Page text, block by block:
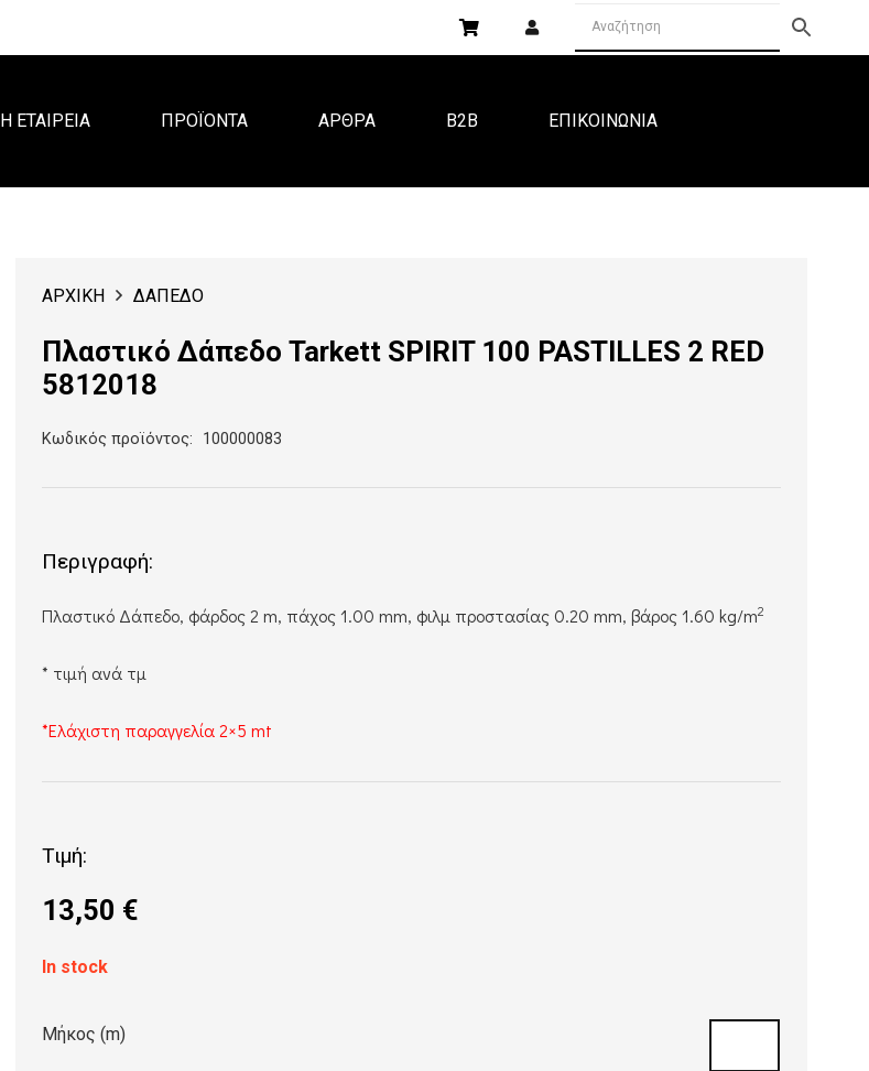
Η ΕΤΑΙΡΕΙΑ ΠΡΟΪΟΝΤΑ ΑΡΘΡΑ B2B ΕΠΙΚΟΙΝΩΝΙΑ
ΑΡΧΙΚΗ ΔΑΠΕΔΟ
Πλαστικό Δάπεδο Tarkett SPIRIT 100 PASTILLES 2 RED
5812018
Κωδικός προϊόντος: 100000083
Περιγραφή:
Πλαστικό Δάπεδο, φάρδος 2 m, πάχος 1.00 mm, φιλμ προστασίας 0.20 mm, βάρος 1.60 kg/m2
* τιμή ανά τμ
*Ελάχιστη παραγγελία 2×5 mt
Τιμή:
13,50 €
In stock
Μήκος (m)